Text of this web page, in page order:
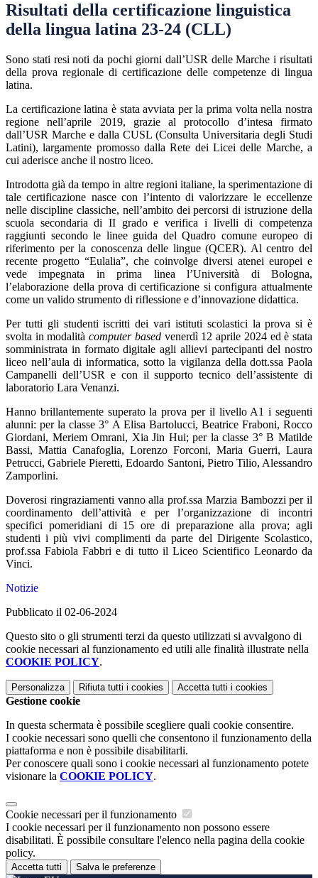
Risultati della certificazione linguistica
della lingua latina 23-24 (CLL)
Sono stati resi noti da pochi giorni dall’USR delle Marche i risultati
della prova regionale di certificazione delle competenze di lingua
latina.
La certificazione latina è stata avviata per la prima volta nella nostra
regione nell’aprile 2019, grazie al protocollo d’intesa firmato
dall’USR Marche e dalla CUSL (Consulta Universitaria degli Studi
Latini), largamente promosso dalla Rete dei Licei delle Marche, a
cui aderisce anche il nostro liceo.
Introdotta già da tempo in altre regioni italiane, la sperimentazione di
tale certificazione nasce con l’intento di valorizzare le eccellenze
nelle discipline classiche, nell’ambito dei percorsi di istruzione della
scuola secondaria di II grado e verifica i livelli di competenza
raggiunti secondo le linee guida del Quadro comune europeo di
riferimento per la conoscenza delle lingue (QCER). Al centro del
recente progetto “Eulalia”, che coinvolge diversi atenei europei e
vede impegnata in prima linea l’Università di Bologna,
l’elaborazione della prova di certificazione si configura attualmente
come un valido strumento di riflessione e d’innovazione didattica.
Per tutti gli studenti iscritti dei vari istituti scolastici la prova si è
svolta in modalitàcomputer basedvenerdì 12 aprile 2024 ed è stata
somministrata in formato digitale agli allievi partecipanti del nostro
liceo nell’aula di informatica, sotto la vigilanza della dott.ssa Paola
Campanelli dell’USR e con il supporto tecnico dell’assistente di
laboratorio Lara Venanzi.
Hanno brillantemente superato la prova per il livello A1 i seguenti
alunni: per la classe 3° A Elisa Bartolucci, Beatrice Fraboni, Rocco
Giordani, Meriem Omrani, Xia Jin Hui; per la classe 3° B Matilde
Bassi, Mattia Canafoglia, Lorenzo Forconi, Maria Guerri, Laura
Petrucci, Gabriele Pieretti, Edoardo Santoni, Pietro Tilio, Alessandro
Zamporlini.
Doverosi ringraziamenti vanno alla prof.ssa Marzia Bambozzi per il
coordinamento dell’attività e per l’organizzazione di incontri
specifici pomeridiani di 15 ore di preparazione alla prova; agli
studenti i più vivi complimenti da parte del Dirigente Scolastico,
prof.ssa Fabiola Fabbri e di tutto il Liceo Scientifico Leonardo da
Vinci.
Notizie
Pubblicato il 02-06-2024
Questo sito o gli strumenti terzi da questo utilizzati si avvalgono di
cookie necessari al funzionamento ed utili alle finalità illustrate nella
COOKIE POLICY.
Personalizza Rifiuta tutti i cookies Accetta tutti i cookies
Gestione cookie
In questa schermata è possibile scegliere quali cookie consentire.
I cookie necessari sono quelli che consentono il funzionamento della
piattaforma e non è possibile disabilitarli.
Per conoscere quali sono i cookie necessari al funzionamento potete
visionare la COOKIE POLICY.
Cookie necessari per il funzionamento
I cookie necessari per il funzionamento non possono essere
disabilitati. È possibile consultare l'elenco nella pagina della cookie
policy.
Accetta tutti Salva le preferenze